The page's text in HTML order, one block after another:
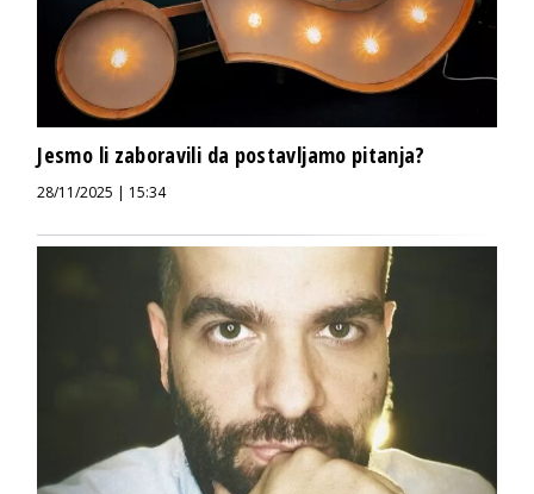
Jesmo li zaboravili da postavljamo pitanja?
28/11/2025 | 15:34